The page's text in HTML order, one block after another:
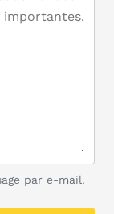
par e-mail.